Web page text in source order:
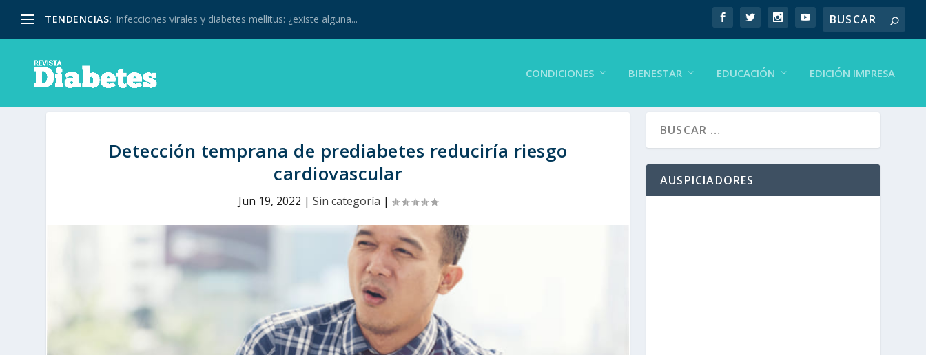
TENDENCIAS: Infecciones virales y diabetes mellitus: ¿existe alguna...
CONDICIONES BIENESTAR EDUCACIÓN EDICIÓN IMPRESA
Detección temprana de prediabetes reduciría riesgo
cardiovascular
Jun 19, 2022 |Sin categoría |
AUSPICIADORES